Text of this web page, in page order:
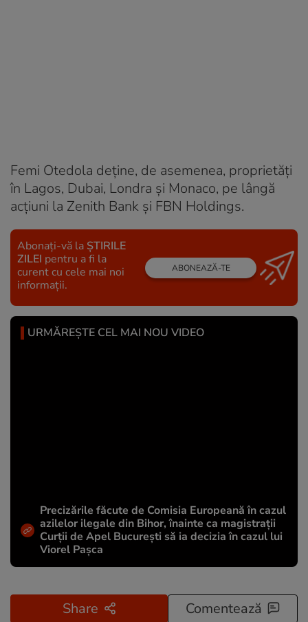
Femi Otedola deține, de asemenea, proprietăți
în Lagos, Dubai, Londra și Monaco, pe lângă
acțiuni la Zenith Bank și FBN Holdings.
Abonați-vă la ȘTIRILE
ZILEI pentru a fi la
curent cu cele mai noi
informații.
ABONEAZĂ-TE
URMĂREȘTE CEL MAI NOU VIDEO
Precizările făcute de Comisia Europeană în cazul
azilelor ilegale din Bihor, înainte ca magistrații
Curții de Apel București să ia decizia în cazul lui
Viorel Pașca
Share Comentează